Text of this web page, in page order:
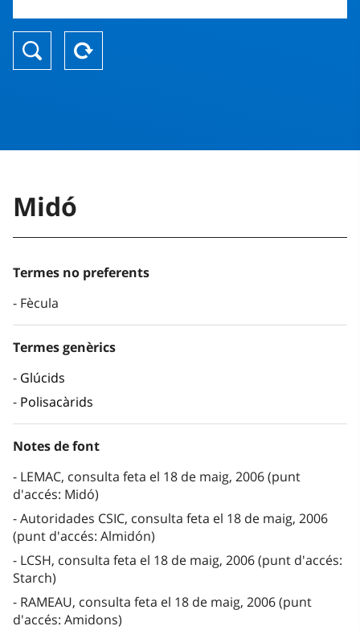
Midó
Termes no preferents
Fècula
Termes genèrics
Glúcids
Polisacàrids
Notes de font
LEMAC, consulta feta el 18 de maig, 2006 (punt
d'accés: Midó)
Autoridades CSIC, consulta feta el 18 de maig, 2006
(punt d'accés: Almidón)
LCSH, consulta feta el 18 de maig, 2006 (punt d'accés:
Starch)
RAMEAU, consulta feta el 18 de maig, 2006 (punt
d'accés: Amidons)